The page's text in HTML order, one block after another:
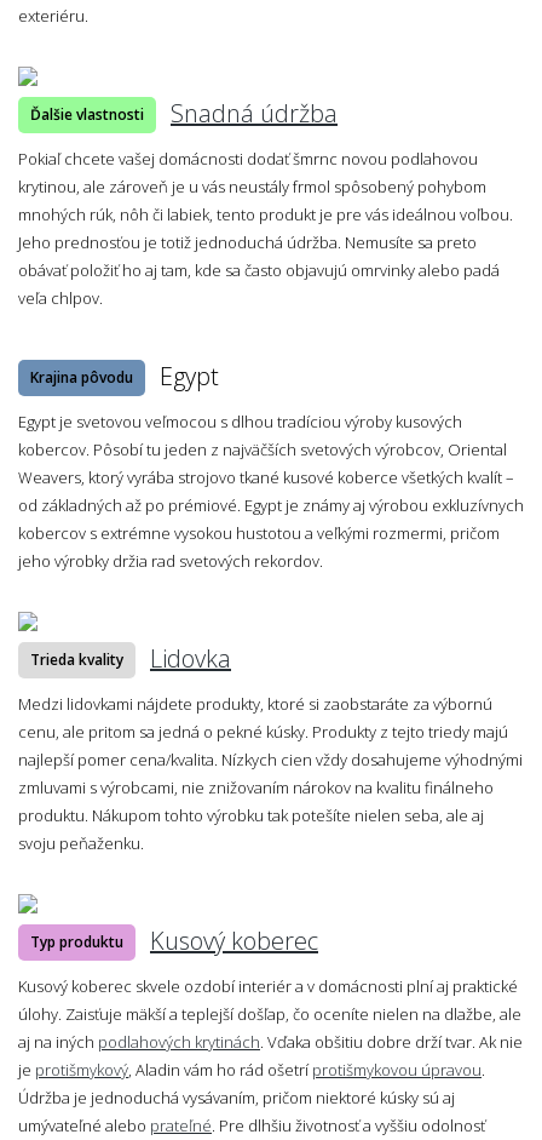
exteriéru.
Ďalšie vlastnosti Snadná údržba
Pokiaľ chcete vašej domácnosti dodať šmrnc novou podlahovou
krytinou, ale zároveň je u vás neustály frmol spôsobený pohybom
mnohých rúk, nôh či labiek, tento produkt je pre vás ideálnou voľbou.
Jeho prednosťou je totiž jednoduchá údržba. Nemusíte sa preto
obávať položiť ho aj tam, kde sa často objavujú omrvinky alebo padá
veľa chlpov.
Krajina pôvodu Egypt
Egypt je svetovou veľmocou s dlhou tradíciou výroby kusových
kobercov. Pôsobí tu jeden z najväčších svetových výrobcov, Oriental
Weavers, ktorý vyrába strojovo tkané kusové koberce všetkých kvalít –
od základných až po prémiové. Egypt je známy aj výrobou exkluzívnych
kobercov s extrémne vysokou hustotou a veľkými rozmermi, pričom
jeho výrobky držia rad svetových rekordov.
Trieda kvality Lidovka
Medzi lidovkami nájdete produkty, ktoré si zaobstaráte za výbornú
cenu, ale pritom sa jedná o pekné kúsky. Produkty z tejto triedy majú
najlepší pomer cena/kvalita. Nízkych cien vždy dosahujeme výhodnými
zmluvami s výrobcami, nie znižovaním nárokov na kvalitu finálneho
produktu. Nákupom tohto výrobku tak potešíte nielen seba, ale aj
svoju peňaženku.
Typ produktu Kusový koberec
Kusový koberec skvele ozdobí interiér a v domácnosti plní aj praktické
úlohy. Zaisťuje mäkší a teplejší došľap, čo oceníte nielen na dlažbe, ale
aj na iných podlahových krytinách . Vďaka obšitiu dobre drží tvar. Ak nie
je protišmykový , Aladin vám ho rád ošetríprotišmykovou úpravou
Údržba je jednoduchá vysávaním, pričom niektoré kúsky sú aj
umývateľné alebo prateľné . Pre dlhšiu životnosť a vyššiu odolnosť